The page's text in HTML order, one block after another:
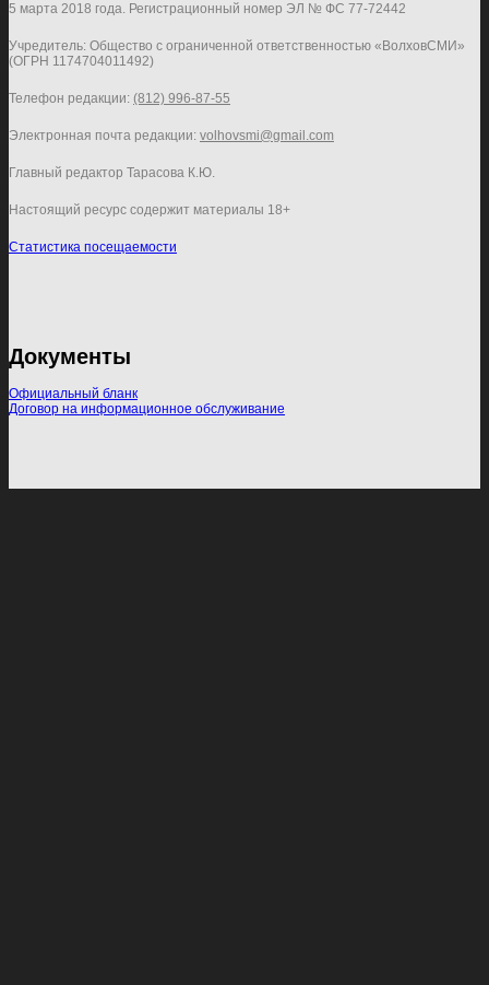
5 марта 2018 года. Регистрационный номер ЭЛ № ФС 77-72442
Учредитель: Общество с ограниченной ответственностью «ВолховСМИ»
(ОГРН 1174704011492)
Телефон редакции: (812) 996-87-55
Электронная почта редакции: volhovsmi@gmail.com
Главный редактор Тарасова К.Ю.
Настоящий ресурс содержит материалы 18+
Статистика посещаемости
Документы
Официальный бланк
Договор на информационное обслуживание